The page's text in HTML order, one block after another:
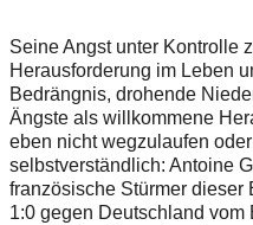
Seine Angst unter Kontrolle
Herausforderung im Leben
Bedrängnis, drohende
Ängste als willkommene
eben nicht wegzulaufen
selbstverständlich: Antoine
französische Stürmer dieser
1:0 gegen Deutschland vom